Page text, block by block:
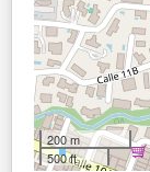
200 m
500 ft